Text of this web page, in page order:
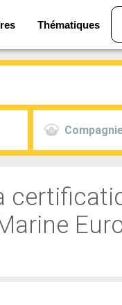
Thématiques